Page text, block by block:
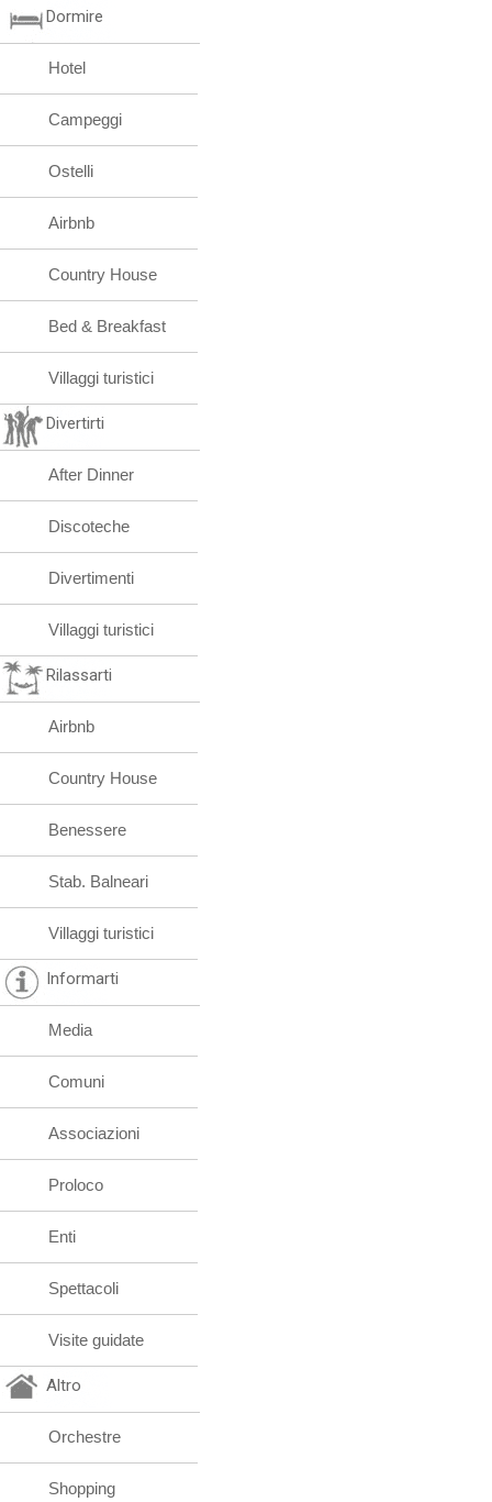
Dormire
Hotel
Campeggi
Ostelli
Airbnb
Country House
Bed & Breakfast
Villaggi turistici
Divertirti
After Dinner
Discoteche
Divertimenti
Villaggi turistici
Rilassarti
Airbnb
Country House
Benessere
Stab. Balneari
Villaggi turistici
Informarti
Media
Comuni
Associazioni
Proloco
Enti
Spettacoli
Visite guidate
Altro
Orchestre
Shopping